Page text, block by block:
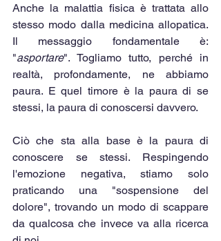
Anche la malattia fisica è trattata allo
stesso modo dalla medicina allopatica.
Il messaggio fondamentale è:
"asportare". Togliamo tutto, perché in
realtà, profondamente, ne abbiamo
paura. E quel timore è la paura di se
stessi, la paura di conoscersi davvero.
Ciò che sta alla base è la paura di
conoscere se stessi. Respingendo
l'emozione negativa, stiamo solo
praticando una "sospensione del
dolore", trovando un modo di scappare
da qualcosa che invece va alla ricerca